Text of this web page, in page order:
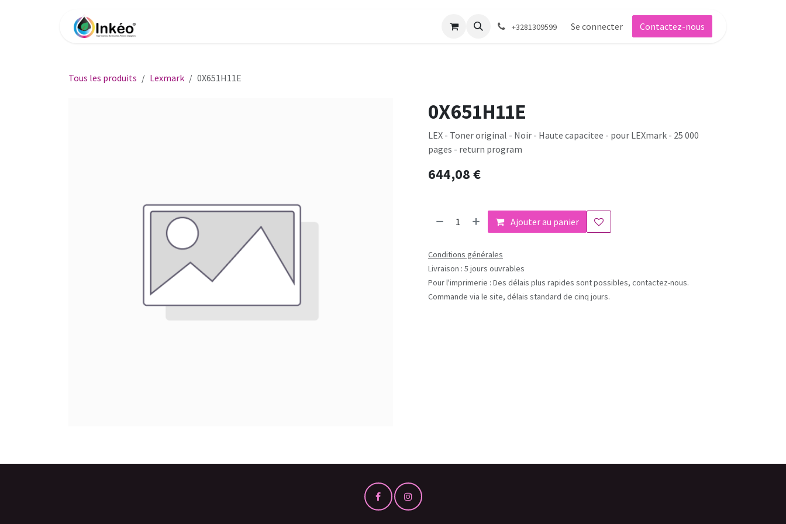
+3281309599 Se connecter Contactez-nous
Tous les produits Lexmark 0X651H11E
0X651H11E
LEX - Toner original - Noir - Haute capacitee - pour LEXmark - 25 000
pages - return program
644,08€
Ajouter au panier
Conditions générales
Livraison : 5 jours ouvrables
Pour l'imprimerie : Des délais plus rapides sont possibles, contactez-nous.
Commande via le site, délais standard de cinq jours.